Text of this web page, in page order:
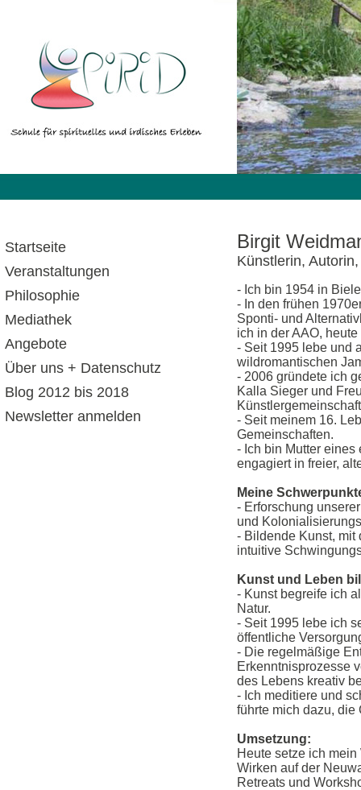
Startseite
Veranstaltungen
Philosophie
Mediathek
Angebote
Über uns + Datenschutz
Blog 2012 bis 2018
Newsletter anmelden
Birgit
Künstlerin,
- Ich bin 1954 in
- In den frühen
Sponti- und
ich in der AAO,
- Seit 1995 lebe und
wildromantischen
- 2006 gründete ich
Kalla Sieger und
- Seit meinem 16.
Gemeinschaften.
- Ich bin Mutter eines
engagiert in freier,
Meine
- Erforschung
und
- Bildende Kunst, mit
intuitive
Kunst und Leben
- Kunst begreife ich
Natur.
- Seit 1995 lebe ich
öffentliche
- Die regelmäßige
Erkenntnisprozesse
des Lebens kreativ
- Ich meditiere und
führte mich dazu, die
Umsetzung:
Heute setze ich
Wirken auf der
Retreats und